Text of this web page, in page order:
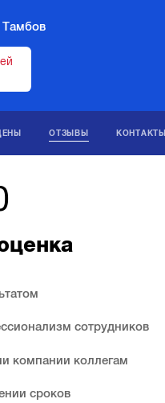
Тамбов
ОТЗЫВЫ
сотрудников
компании коллегам
сроков